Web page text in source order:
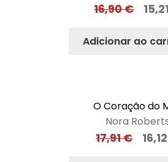
16,90€ 15,21
Adicionar ao
O Coração do
Nora
17,91€ 16,12